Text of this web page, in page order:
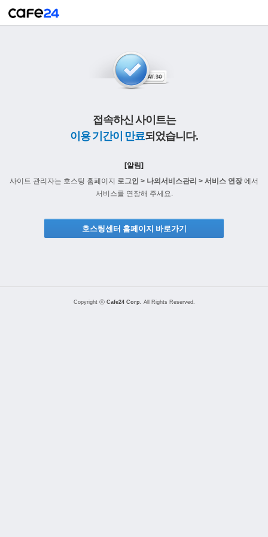
접속하신 사이트는
이용 기간이 만료되었습니다.
[알림]
사이트 관리자는 호스팅 홈페이지 로그인 > 나의서비스관리 > 서비스 연장에서
서비스를 연장해 주세요.
호스팅센터 홈페이지 바로가기
Copyright ⓒ Cafe24 Corp. All Rights Reserved.